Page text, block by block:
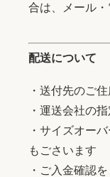
合は、メール・
配送について
・送付先のご
・運送会社の
・サイズオー
もごさいます
・ご入金確認